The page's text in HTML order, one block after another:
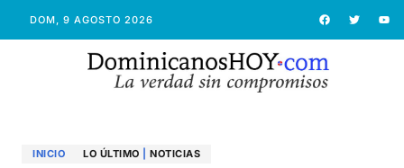
DOM, 9 AGOSTO 2026
INICIO LO ÚLTIMO NOTICIAS